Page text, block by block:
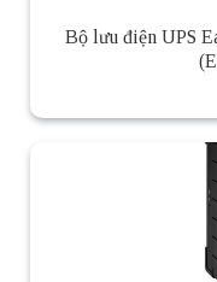
Bộ lưu điện UPS